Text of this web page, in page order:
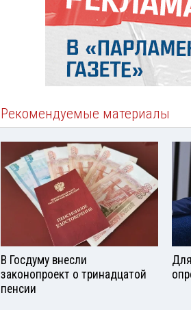
Рекомендуемые материалы
В Госдуму внесли
законопроект о тринадцатой
пенсии